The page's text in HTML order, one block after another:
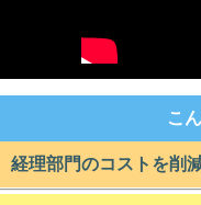
こ
経理部門のコストを削